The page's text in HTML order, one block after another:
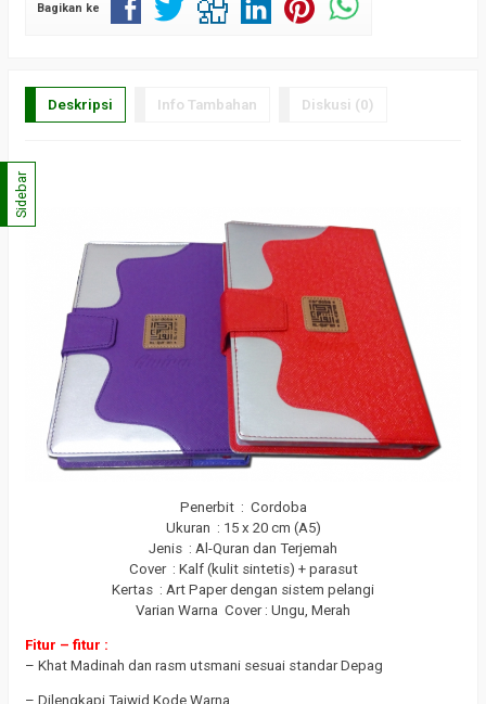
Bagikan ke
Deskripsi Info Tambahan Diskusi (0)
Penerbit : Cordoba
Ukuran : 15 x 20 cm (A5)
Jenis : Al-Quran dan Terjemah
Cover : Kalf (kulit sintetis) + parasut
Kertas : Art Paper dengan sistem pelangi
Varian Warna Cover : Ungu, Merah
Fitur – fitur :
– Khat Madinah dan rasm utsmani sesuai standar Depag
– Dilengkapi Tajwid Kode Warna
Sidebar